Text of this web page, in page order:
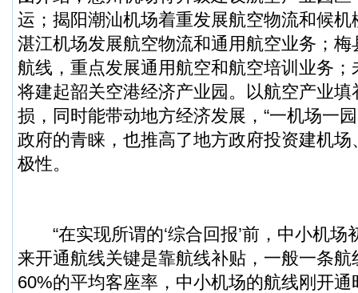
运；揭阳潮汕机场着重发展航空物流和候
湛江机场发展航空物流和通用航空业务；
航线，重点发展通用航空和航空培训业务
将建起韶关空港经济产业园。以航空产业
损，同时能带动地方经济发展，“一机场一
政府的青睐，也推高了地方政府投资建机
极性。
“在实现所谓的‘综合回报’前，中小机场
来开通航线关键是靠航线补贴，一般一条
60%的平均客座率，中小机场的航线刚开